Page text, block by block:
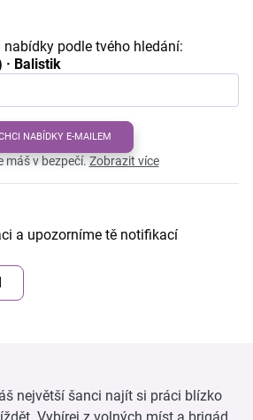
nabídky podle tvého hledání:
· Balistik
NABÍDKY E-MAILEM
máš v bezpečí.Zobrazit více
a upozorníme tě notifikací
největší šanci najít si práci blízko
Vybírej z volných míst a brigád